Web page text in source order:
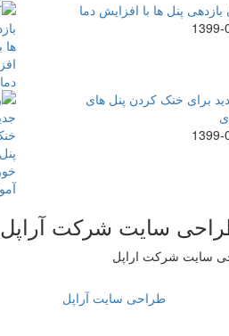
پنل ها با افزایش دما
1399-
برای خنک کردن پنل های
1399-
سایت شرکت آراپل
طراحی سایت آراپل